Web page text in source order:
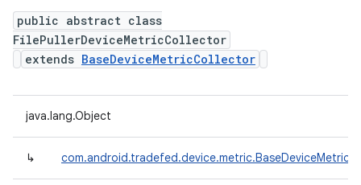
public abstract class
FilePullerDeviceMetricCollector
extends BaseDeviceMetricCollector
java.lang.Object
↳